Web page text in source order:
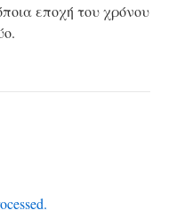
εποχή του χρόνου